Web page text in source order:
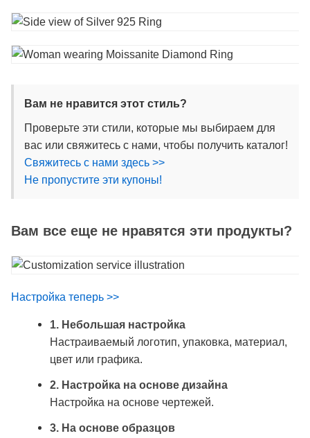
Вам не нравится этот стиль?
Проверьте эти стили, которые мы выбираем для
вас или свяжитесь с нами, чтобы получить каталог!
Свяжитесь с нами здесь >>
Не пропустите эти купоны!
Вам все еще не нравятся эти продукты?
Настройка теперь >>
1. Небольшая настройка
Настраиваемый логотип, упаковка, материал,
цвет или графика.
2. Настройка на основе дизайна
Настройка на основе чертежей.
3. На основе образцов